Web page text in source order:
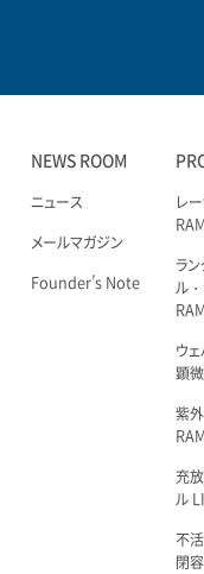
NEWS ROOM
ニュース
メールマガジン
Founder’s Note
レ
ラ
ル
ウ
顕
紫
充
ル
不
閉